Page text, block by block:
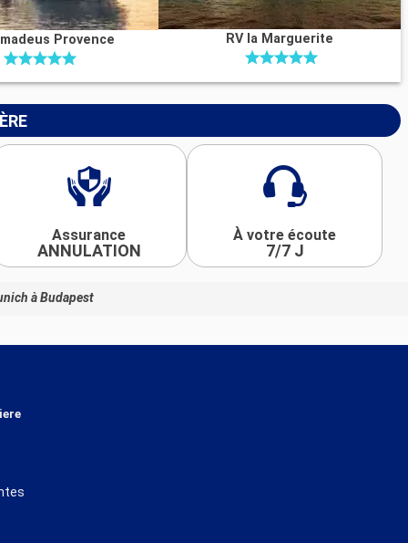
Provence RV la Marguerite
Assurance
ANNULATION
À votre écoute
7/7 J
à Budapest